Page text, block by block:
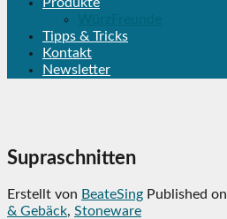
Tipps & Tricks
Kontakt
Newsletter
Supraschnitten
Erstellt von BeateSing Published on
& Gebäck, Stoneware